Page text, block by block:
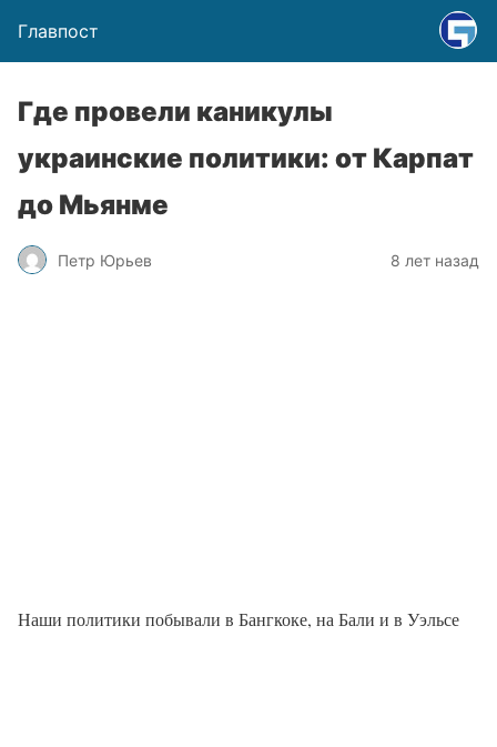
Главпост
Где провели каникулы
украинские политики: от Карпат
до Мьянме
Петр Юрьев 8 лет назад
Наши политики побывали в Бангкоке, на Бали и в Уэльсе